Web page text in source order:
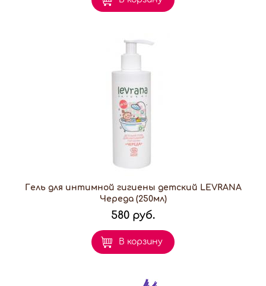
Гель для интимной гигиены детский LEVRANA
Череда (250мл)
580 руб.
В корзину